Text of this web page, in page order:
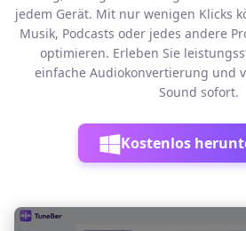
jedem Gerät. Mit nur wenigen Klicks
Musik, Podcasts oder jedes andere
optimieren. Erleben Sie
einfache Audiokonvertierung und
Sound sofort.
Kostenlos